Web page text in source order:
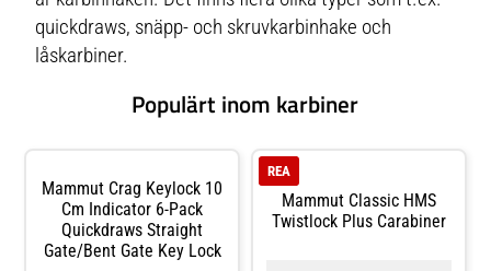
quickdraws, snäpp- och skruvkarbinhake och
låskarbiner.
Populärt inom karbiner
Mammut Crag Keylock 10
Cm Indicator 6-Pack
Quickdraws Straight
Gate/Bent Gate Key Lock
Mammut Classic HMS
Twistlock Plus Carabiner
REA